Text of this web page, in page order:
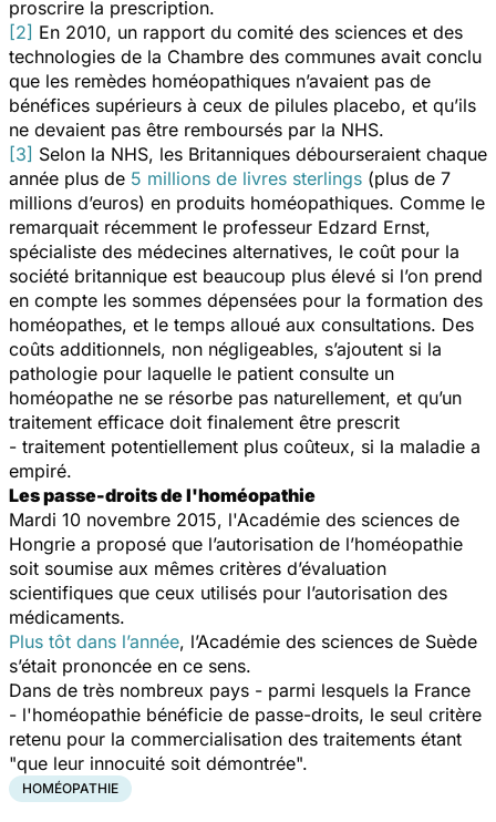
proscrire la prescription.
[2] En 2010, un rapport du comité des sciences et des
technologies de la Chambre des communes avait conclu
que les remèdes homéopathiques n’avaient pas de
bénéfices supérieurs à ceux de pilules placebo, et qu’ils
ne devaient pas être remboursés par la NHS.
[3] Selon la NHS, les Britanniques débourseraient chaque
année plus de 5 millions de livres sterlings (plus de 7
millions d’euros) en produits homéopathiques. Comme le
remarquait récemment le professeur Edzard Ernst,
spécialiste des médecines alternatives, le coût pour la
société britannique est beaucoup plus élevé si l’on prend
en compte les sommes dépensées pour la formation des
homéopathes, et le temps alloué aux consultations. Des
coûts additionnels, non négligeables, s’ajoutent si la
pathologie pour laquelle le patient consulte un
homéopathe ne se résorbe pas naturellement, et qu’un
traitement efficace doit finalement être prescrit
- traitement potentiellement plus coûteux, si la maladie a
empiré.
Les passe-droits de l'homéopathie
Mardi 10 novembre 2015, l'Académie des sciences de
Hongrie a proposé que l’autorisation de l’homéopathie
soit soumise aux mêmes critères d’évaluation
scientifiques que ceux utilisés pour l’autorisation des
médicaments.
Plus tôt dans l’année, l’Académie des sciences de Suède
s’était prononcée en ce sens.
Dans de très nombreux pays - parmi lesquels la France
- l'homéopathie bénéficie de passe-droits, le seul critère
retenu pour la commercialisation des traitements étant
"que leur innocuité soit démontrée".
HOMÉOPATHIE